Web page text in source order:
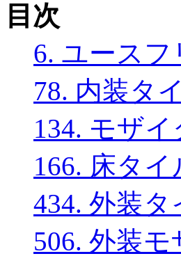
目次
6. ユースフ
78. 内装タ
134. モザ
166. 床タイ
434. 外装タ
506. 外装